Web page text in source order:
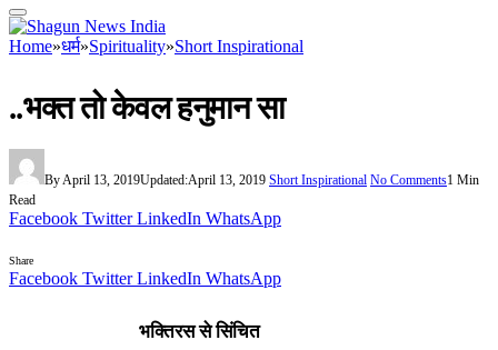
Home»धर्म»Spirituality»Short Inspirational
..भक्त तो केवल हनुमान सा
ByApril 13, 2019Updated:April 13, 2019 Short Inspirational No Comments1 Min
Read
Facebook Twitter LinkedIn WhatsApp
Share
Facebook Twitter LinkedIn WhatsApp
भक्तिरस से सिंचित